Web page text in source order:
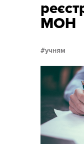
МОН
учням